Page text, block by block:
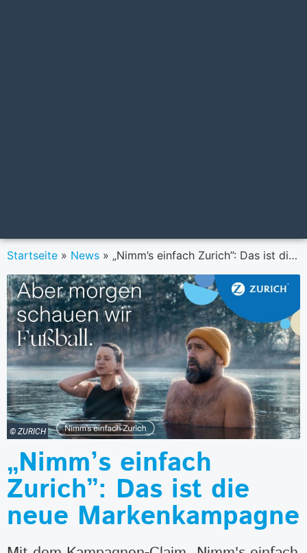
Startseite » News » „Nimm’s einfach Zurich”: Das ist die neue Markenkampagne
© ZURICH
„Nimm’s einfach
Zurich”: Das ist die
neue Markenkampagne